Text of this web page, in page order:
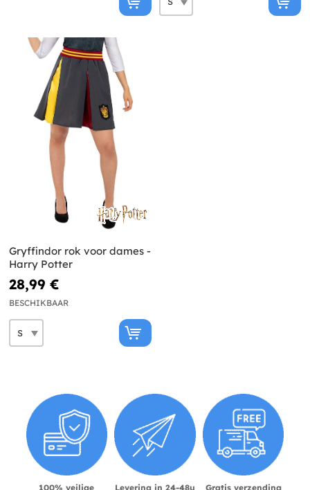
Gryffindor rok voor dames -
Harry Potter
28,99 €
BESCHIKBAAR
100% veilige
Levering in 24-48u
Gratis verzending